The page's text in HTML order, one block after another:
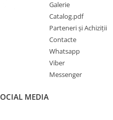
Galerie
Catalog.pdf
Parteneri și Achiziții
Contacte
Whatsapp
Viber
Messenger
MEDIA